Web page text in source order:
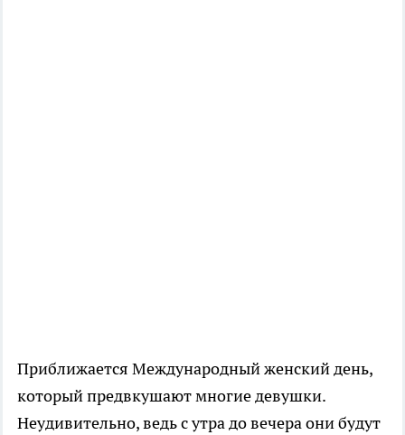
Приближается Международный женский день,
который предвкушают многие девушки.
Неудивительно, ведь с утра до вечера они будут